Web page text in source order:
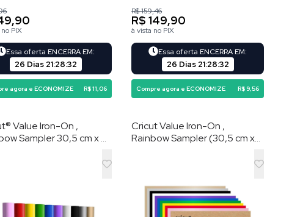
PIX
Essa oferta ENCERRA EM:
26 Dias 21:28:31
agora e ECONOMIZE R$ 11,06
R$ 159,46
R$ 149,90
à vista no PIX
Essa oferta ENCERRA EM:
26 Dias 21:28:31
Compre agora e ECONOMIZE R$ 9,56
Value Iron-On ,
Sampler 30,5 cm x 91
Cricut Value Iron-On ,
Rainbow Sampler (30,5 cm x